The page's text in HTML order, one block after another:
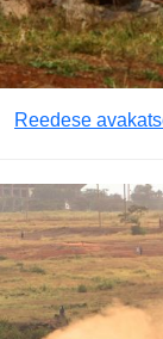
Reedese